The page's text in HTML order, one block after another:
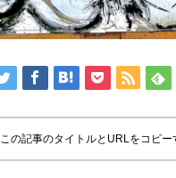
この記事のタイトルとURLをコピー